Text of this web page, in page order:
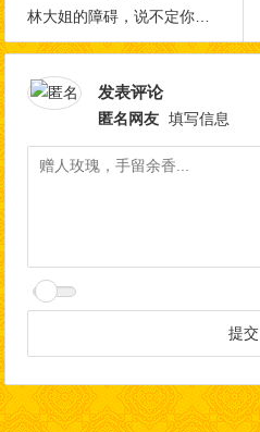
林大姐的障碍，说不定你也有！看完自省
发表评论
匿名网友 填写信息